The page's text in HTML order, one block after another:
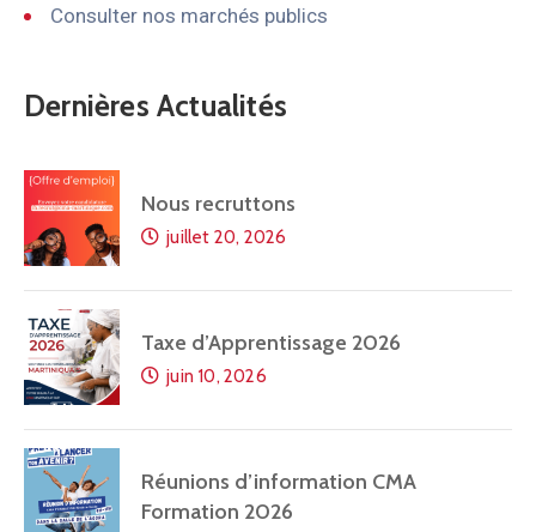
Consulter nos marchés publics
Dernières Actualités
Nous recruttons
juillet 20, 2026
Taxe d’Apprentissage 2026
juin 10, 2026
Réunions d’information CMA
Formation 2026